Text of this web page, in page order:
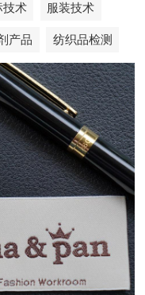
技术 服装技术
产品 纺织品检测